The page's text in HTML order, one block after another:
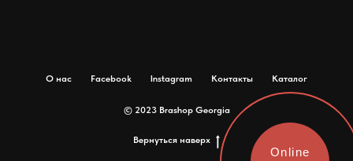
О нас Facebook Instagram Контакты Каталог
© 2023 Brashop Georgia
Вернуться наверх
Online